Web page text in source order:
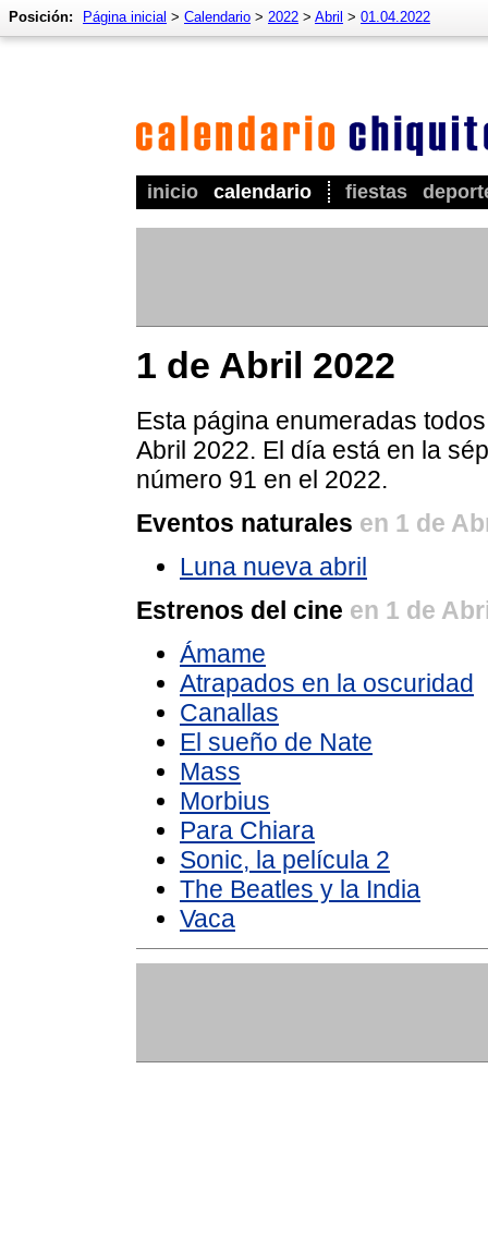
inicio calendario fiestas
Posición: Página inicial > Calendario > 2022 > Abril > 01.04.2022
1 de Abril 2022
Esta página enumeradas
Abril 2022. El día está en la
número 91 en el 2022.
Eventos naturales en 1 de
Luna nueva abril
Estrenos del cine en 1 de
Ámame
Atrapados en la oscuridad
Canallas
El sueño de Nate
Mass
Morbius
Para Chiara
Sonic, la película 2
The Beatles y la India
Vaca